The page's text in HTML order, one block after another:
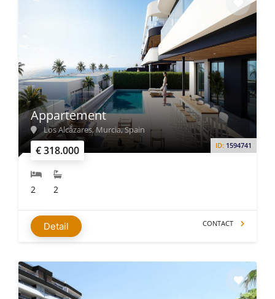
€ 318.000 ID: 1594741
Appartement
Los Alcázares, Murcia, Spain
2 2
Detail CONTACT